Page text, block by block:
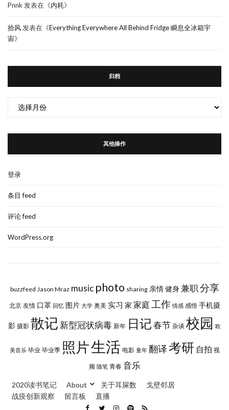
Pnnk 发表在《内耗》
拾风 发表在《Everything Everywhere All Behind Fridge 瞬息全冰箱宇
宙》
归档
其他操作
登录
条目 feed
评论 feed
WordPress.org
buzzfeed Jason Mraz music photo sharing 亲情 健身 兼职分享
北京 友情 口罩 回忆 图片 大学 奥美 实习 家 家庭 工作 情感 感悟 手机摄
影 摄影 散记 新型冠状病毒 新年 日记 春节 杂谈 校园 欧
美音乐 毕业 毕业季 照片生活 电影 童年 翻译考研 自拍 视
频 随笔 青春 音乐
2020读书笔记 About 关于耳屎数
戈壁邻居
战疫创新观察
留言板 直播